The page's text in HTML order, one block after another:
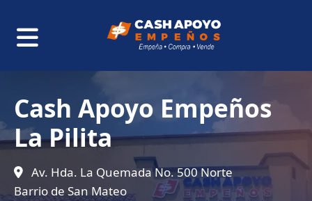
Cash Apoyo Empeños
La Pilita
Av. Hda. La Quemada No. 500 Norte
Barrio de San Mateo